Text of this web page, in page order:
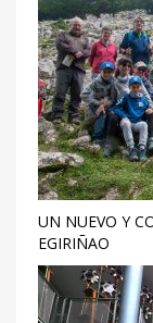
UN NUEVO Y
EGIRIÑAO